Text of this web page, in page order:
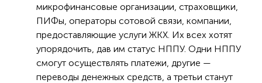
микрофинансовые организации, страховщики,
ПИФы, операторы сотовой связи, компании,
предоставляющие услуги ЖКХ. Их всех хотят
упорядочить, дав им статус НППУ. Одни НППУ
смогут осуществлять платежи, другие —
переводы денежных средств, а третьи станут